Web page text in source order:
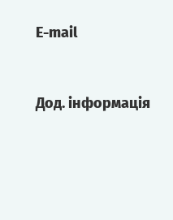
E-mail
Дод. інформація